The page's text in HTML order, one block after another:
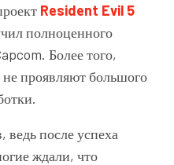
Resident Evil 5
полноценного
Более того,
проявляют большого
после успеха
ждали, что